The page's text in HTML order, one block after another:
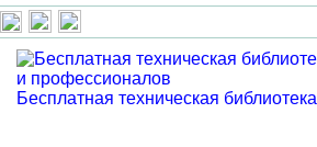
Бесплатная техническая библиотека